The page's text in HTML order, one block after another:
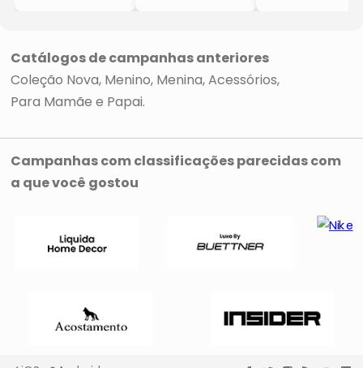
Catálogos de campanhas anteriores
Coleção Nova Menino Menina Acessórios
Para Mamãe e Papai
Campanhas com classificações parecidas com
a que você gostou